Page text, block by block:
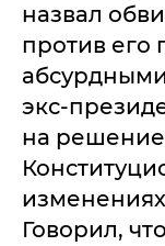
назвал
против его
экс-
на
Говорил,